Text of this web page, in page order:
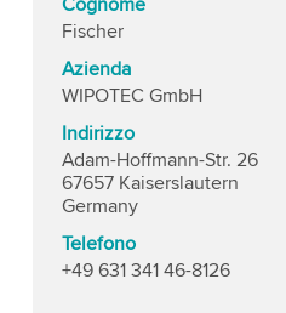
Cognome
Fischer
Azienda
WIPOTEC GmbH
Indirizzo
Adam-Hoffmann-Str. 26
67657 Kaiserslautern
Germany
Telefono
+49 631 341 46-8126